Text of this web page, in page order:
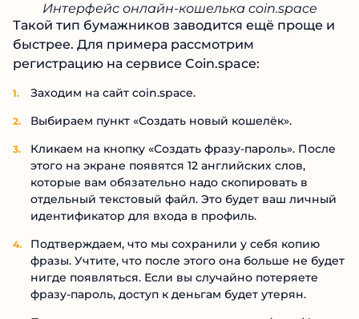
Интерфейс онлайн-кошелька coin.space
Такой тип бумажников заводится ещё проще и
быстрее. Для примера рассмотрим
регистрацию на сервисе Coin.space:
Заходим на сайт coin.space.
Выбираем пункт «Создать новый кошелёк».
Кликаем на кнопку «Создать фразу-пароль». После
этого на экране появятся 12 английских слов,
которые вам обязательно надо скопировать в
отдельный текстовый файл. Это будет ваш личный
идентификатор для входа в профиль.
Подтверждаем, что мы сохранили у себя копию
фразы. Учтите, что после этого она больше не будет
нигде появляться. Если вы случайно потеряете
фразу-пароль, доступ к деньгам будет утерян.